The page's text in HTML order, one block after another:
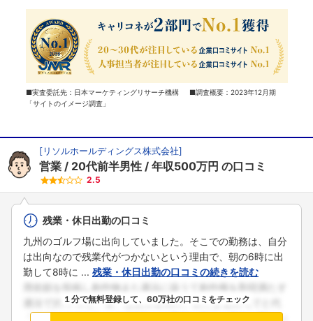
■実査委託先：日本マーケティングリサーチ機構 ■調査概要：2023年12月期
「サイトのイメージ調査」
[リソルホールディングス株式会社]
営業 20代前半男性 年収500万円 の口コミ
2.5
残業・休日出勤の口コミ
九州のゴルフ場に出向していました。そこでの勤務は、自分
は出向なので残業代がつかないという理由で、朝の6時に出
勤して8時に ... 残業・休日出勤の口コミの続きを読む
１分で無料登録して、60万社の口コミをチェック